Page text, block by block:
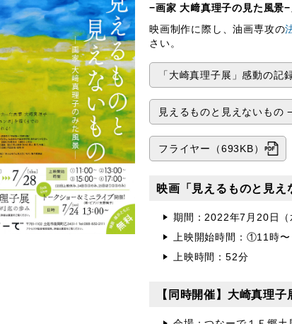
−画家 大﨑真理子の見た風景−
映画制作に際し、油画専攻の
さい。
「大崎真理子展」感動の
見えるものと見えないもの
フライヤー（693KB）
映画「見えるものと見
期間：2022年7月20日（
上映開始時間：①11
上映時間：52分
【同時開催】大崎真理